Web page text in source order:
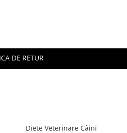
DE RETUR
Diete Veterinare Câini